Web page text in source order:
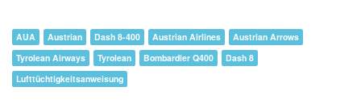
AUA Austrian Dash 8-400 Austrian Airlines
Austrian Arrows
Tyrolean Airways
Tyrolean Bombardier Q400
Dash 8
Lufttüchtigkeitsanweisung